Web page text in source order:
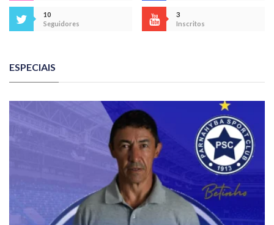
10
Seguidores
3
Inscritos
ESPECIAIS